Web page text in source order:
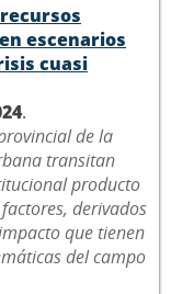
escenarios
cuasi
.
de la
transitan
producto
derivados
que tienen
del campo